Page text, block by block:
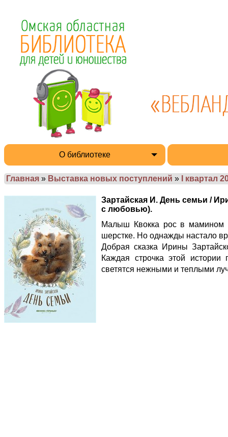
О библиотеке
Главная » Выставка новых поступлений » I квартал
Зартайская И. День семьи /
с любовью).
Малыш Квокка рос в мамином
шерстке. Но однажды настало
Добрая сказка Ирины
Каждая строчка этой
светятся нежными и теплыми